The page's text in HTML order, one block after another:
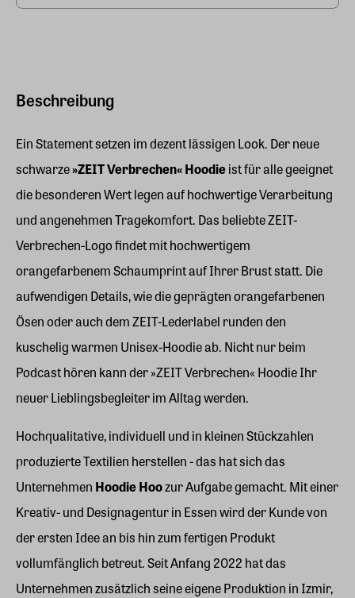
Beschreibung
Ein Statement setzen im dezent lässigen Look. Der neue
schwarze»ZEIT Verbrechen« Hoodieist für alle geeignet
die besonderen Wert legen auf hochwertige Verarbeitung
und angenehmen Tragekomfort. Das beliebte ZEIT-
Verbrechen-Logo findet mit hochwertigem
orangefarbenem Schaumprint auf Ihrer Brust statt. Die
aufwendigen Details, wie die geprägten orangefarbenen
Ösen oder auch dem ZEIT-Lederlabel runden den
kuschelig warmen Unisex-Hoodie ab. Nicht nur beim
Podcast hören kann der »ZEIT Verbrechen« Hoodie Ihr
neuer Lieblingsbegleiter im Alltag werden.
Hochqualitative, individuell und in kleinen Stückzahlen
produzierte Textilien herstellen - das hat sich das
Unternehmen Hoodie Hoozur Aufgabe gemacht. Mit einer
Kreativ- und Designagentur in Essen wird der Kunde von
der ersten Idee an bis hin zum fertigen Produkt
vollumfänglich betreut. Seit Anfang 2022 hat das
Unternehmen zusätzlich seine eigene Produktion in Izmir,